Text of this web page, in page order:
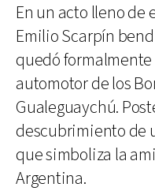
En un acto lleno de
Emilio Scarpín
quedó
automotor de los
Gualeguaychú.
descubrimiento de
que simboliza la
Argentina.